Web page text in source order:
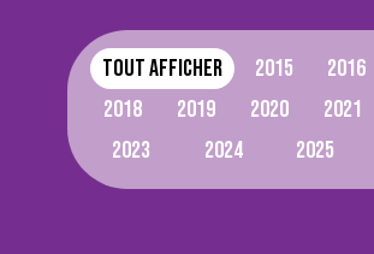
Tout afficher 2015 2016
2018
2019 2020 2021
2023
2024 2025